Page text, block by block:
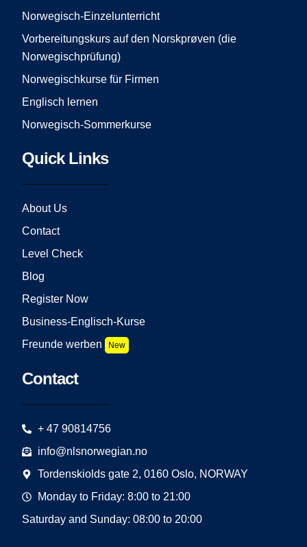
m
Norwegisch-Einzelunterricht
Vorbereitungskurs auf den Norskprøven (die
Norwegischprüfung)
Norwegischkurse für Firmen
Englisch lernen
Norwegisch-Sommerkurse
Quick Links
About Us
Contact
Level Check
Blog
Register Now
Business-Englisch-Kurse
Freunde werben
New
Contact
+ 47 90814756
info@nlsnorwegian.no
Tordenskiolds gate 2, 0160 Oslo, NORWAY
Monday to Friday: 8:00 to 21:00
Saturday and Sunday: 08:00 to 20:00